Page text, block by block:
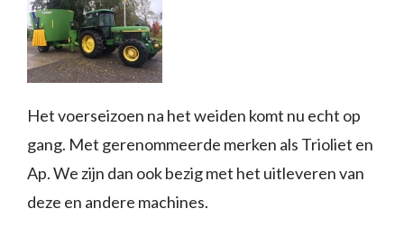
Het voerseizoen na het weiden komt nu echt op
gang. Met gerenommeerde merken als Trioliet en
Ap. We zijn dan ook bezig met het uitleveren van
deze en andere machines.